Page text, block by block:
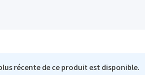
récente de ce produit est disponible.